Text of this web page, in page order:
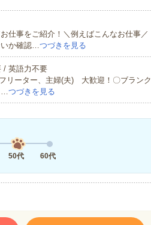
仕事をご紹介！＼例えばこんなお仕事／
いか確認…つづきを見る
/ 英語力不要
リーター、主婦(夫) 大歓迎！〇ブランク
…つづきを見る
50代 60代